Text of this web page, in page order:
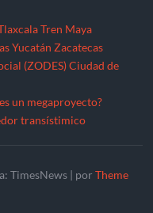
Tren Maya
Yucatán Zacatecas
(ZODES) Ciudad de
un megaproyecto?
transístimico
TimesNews | porTheme